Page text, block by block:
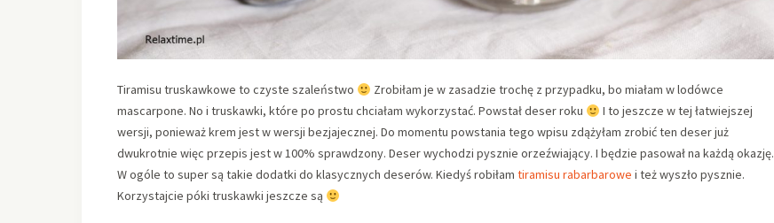
Tiramisu truskawkowe to czyste szaleństwo
Zrobiłam je w zasadzie trochę z przypadku, bo miałam w lodówce
mascarpone. No i truskawki, które po prostu chciałam wykorzystać. Powstał deser roku
I to jeszcze w tej łatwiejszej
wersji, ponieważ krem jest w wersji bezjajecznej. Do momentu powstania tego wpisu zdążyłam zrobić ten deser już
dwukrotnie więc przepis jest w 100% sprawdzony. Deser wychodzi pysznie orzeźwiający. I będzie pasował na każdą okazję.
W ogóle to super są takie dodatki do klasycznych deserów. Kiedyś robiłam tiramisu rabarbarowe i też wyszło pysznie.
Korzystajcie póki truskawki jeszcze są